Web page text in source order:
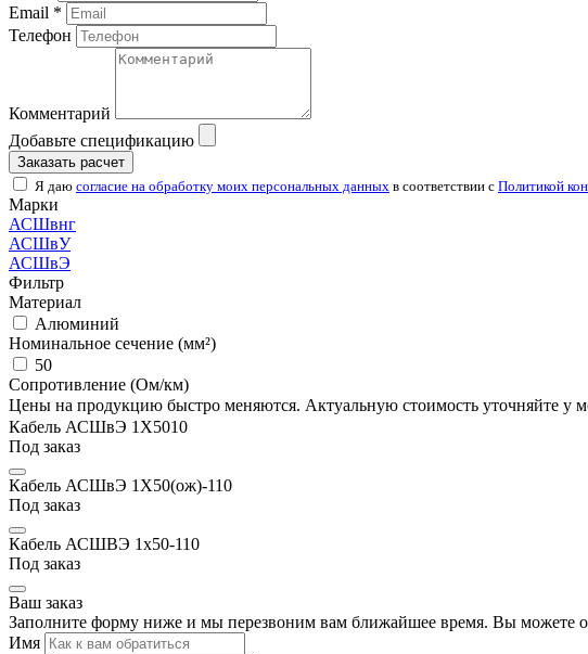
Email *
Телефон
Комментарий
Добавьте спецификацию
Заказать расчет
Я даю согласие на обработку моих персональных данных в соответствии с Политикой
Марки
АСШвнг
АСШвУ
АСШвЭ
Фильтр
Материал
Алюминий
Номинальное сечение (мм²)
50
Сопротивление (Ом/км)
Цены на продукцию быстро меняются. Актуальную стоимость уточняйте у
Кабель АСШвЭ 1Х5010
Под заказ
Кабель АСШвЭ 1Х50(ож)-110
Под заказ
Кабель АСШВЭ 1х50-110
Под заказ
Ваш заказ
Заполните форму ниже и мы перезвоним вам ближайшее время. Вы можете
Имя